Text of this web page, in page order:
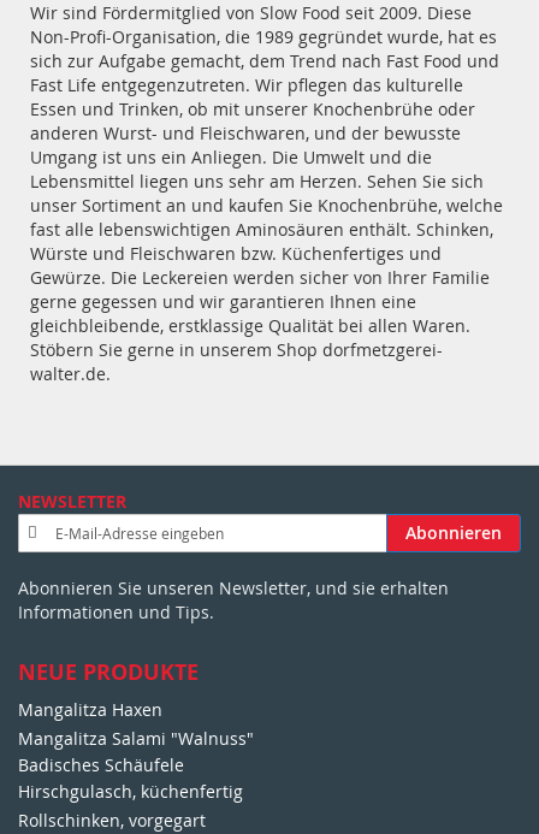
Wir sind Fördermitglied von Slow Food seit 2009. Diese
Non-Profi-Organisation, die 1989 gegründet wurde, hat es
sich zur Aufgabe gemacht, dem Trend nach Fast Food und
Fast Life entgegenzutreten. Wir pflegen das kulturelle
Essen und Trinken, ob mit unserer Knochenbrühe oder
anderen Wurst- und Fleischwaren, und der bewusste
Umgang ist uns ein Anliegen. Die Umwelt und die
Lebensmittel liegen uns sehr am Herzen. Sehen Sie sich
unser Sortiment an und kaufen Sie Knochenbrühe, welche
fast alle lebenswichtigen Aminosäuren enthält. Schinken,
Würste und Fleischwaren bzw. Küchenfertiges und
Gewürze. Die Leckereien werden sicher von Ihrer Familie
gerne gegessen und wir garantieren Ihnen eine
gleichbleibende, erstklassige Qualität bei allen Waren.
Stöbern Sie gerne in unserem Shop dorfmetzgerei-
walter.de.
NEWSLETTER
n
e
l
u
g
z
u
m
N
Abonnieren
Abonnieren Sie unseren Newsletter, und sie erhalten
Informationen und Tips.
NEUE PRODUKTE
Mangalitza Haxen
Mangalitza Salami "Walnuss"
Badisches Schäufele
Hirschgulasch, küchenfertig
Rollschinken, vorgegart